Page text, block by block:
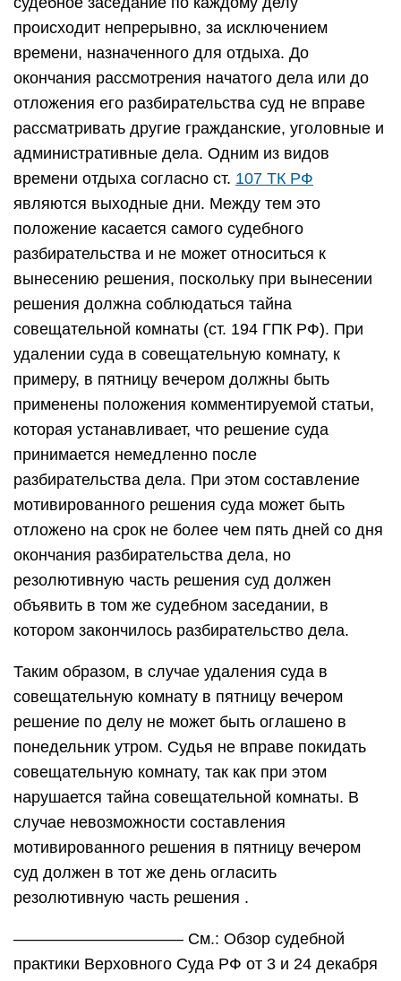
происходит непрерывно, за исключением
времени, назначенного для отдыха. До
окончания рассмотрения начатого дела или до
отложения его разбирательства суд не вправе
рассматривать другие гражданские, уголовные и
административные дела. Одним из видов
времени отдыха согласно ст. 107 ТК РФ
являются выходные дни. Между тем это
положение касается самого судебного
разбирательства и не может относиться к
вынесению решения, поскольку при вынесении
решения должна соблюдаться тайна
совещательной комнаты (ст. 194 ГПК РФ). При
удалении суда в совещательную комнату, к
примеру, в пятницу вечером должны быть
применены положения комментируемой статьи,
которая устанавливает, что решение суда
принимается немедленно после
разбирательства дела. При этом составление
мотивированного решения суда может быть
отложено на срок не более чем пять дней со дня
окончания разбирательства дела, но
резолютивную часть решения суд должен
объявить в том же судебном заседании, в
котором закончилось разбирательство дела.
Таким образом, в случае удаления суда в
совещательную комнату в пятницу вечером
решение по делу не может быть оглашено в
понедельник утром. Судья не вправе покидать
совещательную комнату, так как при этом
нарушается тайна совещательной комнаты. В
случае невозможности составления
мотивированного решения в пятницу вечером
суд должен в тот же день огласить
резолютивную часть решения .
——————————– См.: Обзор судебной
практики Верховного Суда РФ от 3 и 24 декабря